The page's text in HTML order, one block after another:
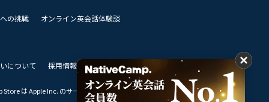
の挑戦 オンライン英会話体験談
について 採用情報 私達のビジョン
は Apple Inc. のサービスマークです。